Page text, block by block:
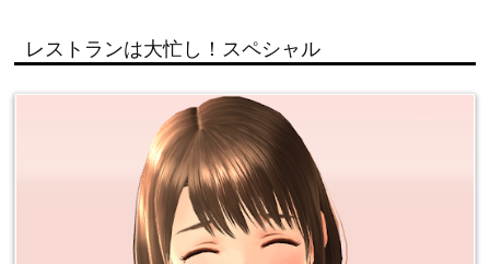
レストランは大忙し！スペシャル